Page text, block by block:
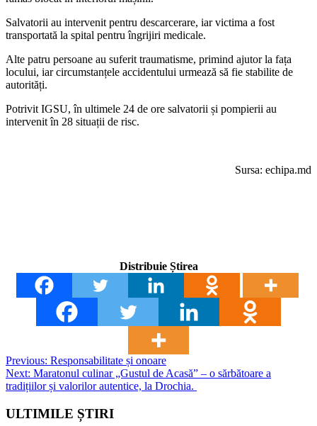
Salvatorii au intervenit pentru descarcerare, iar victima a fost
transportată la spital pentru îngrijiri medicale.
Alte patru persoane au suferit traumatisme, primind ajutor la fața
locului, iar circumstanțele accidentului urmează să fie stabilite de
autorități.
Potrivit IGSU, în ultimele 24 de ore salvatorii și pompierii au
intervenit în 28 situații de risc.
Sursa: echipa.md
Distribuie Știrea
Post
navigation
Previous: Responsabilitate și onoare
Next: Maratonul culinar „Gustul de Acasă” – o sărbătoare a
tradițiilor și valorilor autentice, la Drochia.
ULTIMILE ȘTIRI